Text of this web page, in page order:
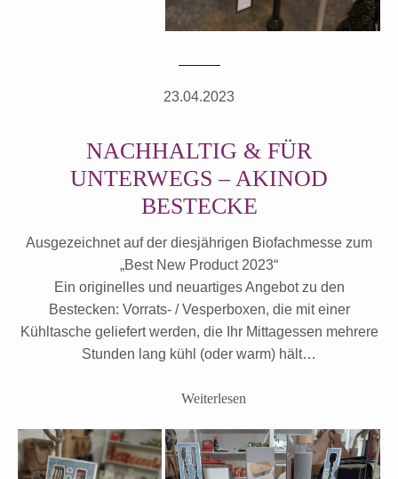
23.04.2023
NACHHALTIG & FÜR
UNTERWEGS – AKINOD
BESTECKE
Ausgezeichnet auf der diesjährigen Biofachmesse zum
„Best New Product 2023“
Ein originelles und neuartiges Angebot zu den
Bestecken: Vorrats- / Vesperboxen, die mit einer
Kühltasche geliefert werden, die Ihr Mittagessen mehrere
Stunden lang kühl (oder warm) hält…
Weiterlesen